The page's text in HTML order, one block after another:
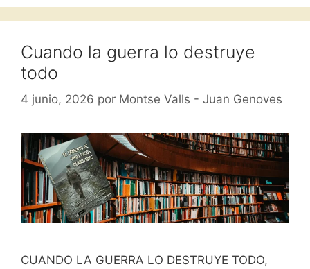
Cuando la guerra lo destruye
todo
4 junio, 2026 por Montse Valls - Juan Genoves
CUANDO LA GUERRA LO DESTRUYE TODO,